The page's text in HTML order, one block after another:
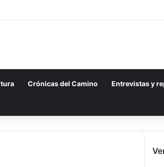
Crónicas del Camino Entrevistas y